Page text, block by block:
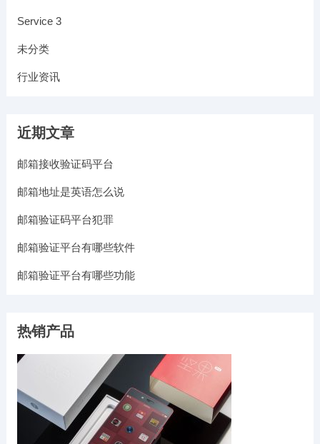
Service 3
未分类
行业资讯
近期文章
邮箱接收验证码平台
邮箱地址是英语怎么说
邮箱验证码平台犯罪
邮箱验证平台有哪些软件
邮箱验证平台有哪些功能
热销产品